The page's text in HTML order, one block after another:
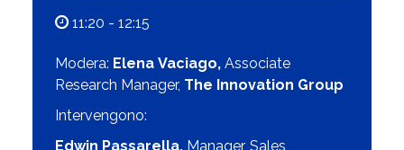
11:20 - 12:15
Modera: Elena Vaciago, Associate
Research Manager, The Innovation Group
Intervengono:
Edwin Passarella, Manager, Sales